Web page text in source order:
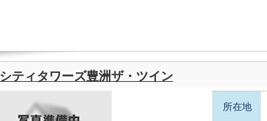
シティタワーズ豊洲ザ・ツイン
所在地